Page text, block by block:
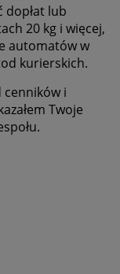
dopłat lub
20 kg i więcej,
automatów w
kurierskich.
cenników i
Twoje